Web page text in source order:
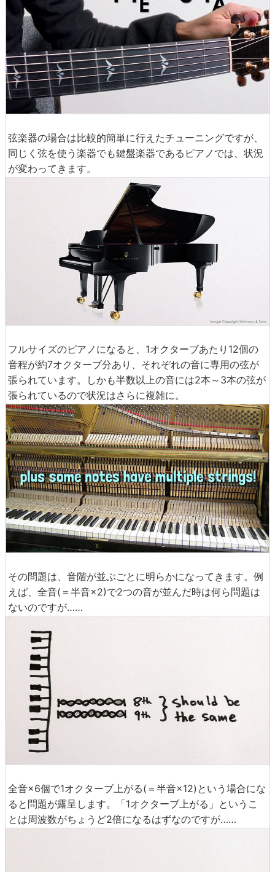
弦楽器の場合は比較的簡単に行えたチューニングですが、
同じく弦を使う楽器でも鍵盤楽器であるピアノでは、状況
が変わってきます。
フルサイズのピアノになると、1オクターブあたり12個の
音程が約7オクターブ分あり、それぞれの音に専用の弦が
張られています。しかも半数以上の音には2本～3本の弦が
張られているので状況はさらに複雑に。
その問題は、音階が並ぶごとに明らかになってきます。例
えば、全音(＝半音×2)で2つの音が並んだ時は何ら問題は
ないのですが……
全音×6個で1オクターブ上がる(＝半音×12)という場合にな
ると問題が露呈します。「1オクターブ上がる」というこ
とは周波数がちょうど2倍になるはずなのですが……